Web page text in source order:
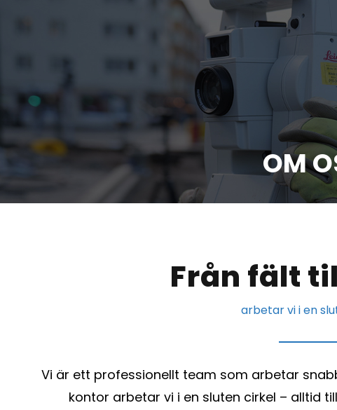
OM
Från fält
arbetar vi i en
Vi är ett professionellt team som arbetar
kontor arbetar vi i en sluten cirkel – alltid